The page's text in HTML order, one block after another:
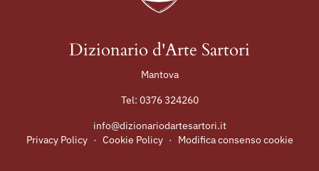
Dizionario d'Arte Sartori
Mantova
Tel: 0376 324260
info@dizionariodartesartori.it
Privacy Policy · Cookie Policy · Modifica consenso cookie